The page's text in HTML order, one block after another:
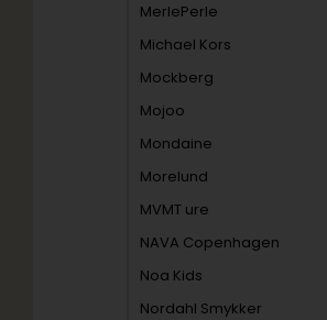
MerlePerle
Michael Kors
Mockberg
Mojoo
Mondaine
Morelund
MVMT ure
NAVA Copenhagen
Noa Kids
Nordahl Smykker